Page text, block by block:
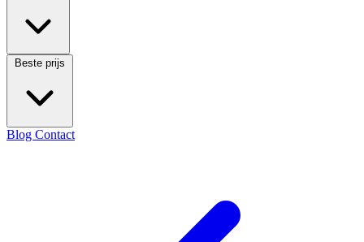
Beste prijs
Blog Contact